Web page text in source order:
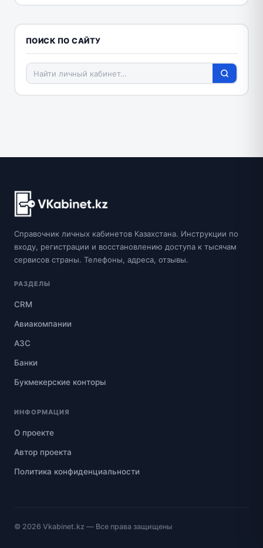
ПОИСК ПО САЙТУ
Справочник личных кабинетов Казахстана. Инструкции по
входу, регистрации и восстановлению доступа к тысячам
сервисов страны. Телефоны, адреса, отзывы.
РАЗДЕЛЫ
CRM
Авиакомпании
АЗС
Банки
Букмекерские конторы
ИНФОРМАЦИЯ
О проекте
Автор проекта
Политика конфиденциальности
© 2026 Vkabinet.kz — Все права защищены